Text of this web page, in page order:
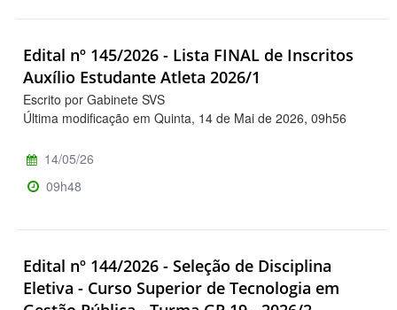
Edital nº 145/2026 - Lista FINAL de Inscritos
Auxílio Estudante Atleta 2026/1
Escrito por Gabinete SVS
Última modificação em Quinta, 14 de Mai de 2026, 09h56
14/05/26
09h48
Edital nº 144/2026 - Seleção de Disciplina
Eletiva - Curso Superior de Tecnologia em